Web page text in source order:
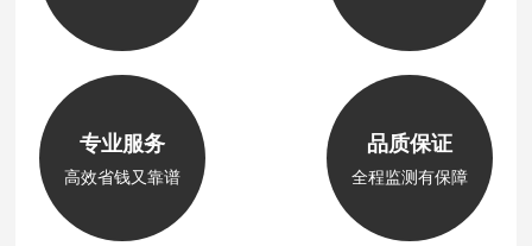
专业服务
高效省钱又靠谱
品质保证
全程监测有保障